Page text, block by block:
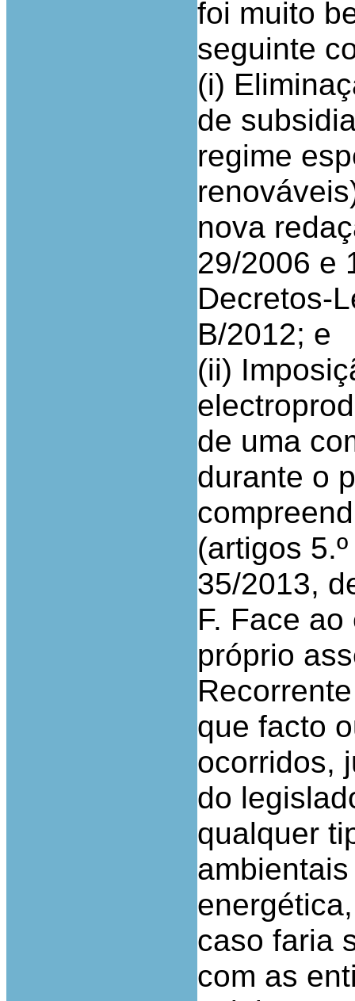
foi muito
seguinte
(i)
de
regime
nova
29/2006 e
Decretos-
B/2012; e
(ii)
de uma
durante o
(artigos
35/2013,
F. Face
próprio
que facto
ocorridos,
do
qualquer
caso faria
com as